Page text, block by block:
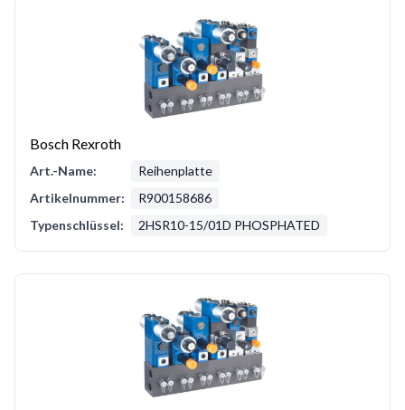
Bosch Rexroth
Art.-Name:
Reihenplatte
Artikelnummer:
R900158686
Typenschlüssel:
2HSR10-15/01D PHOSPHATED